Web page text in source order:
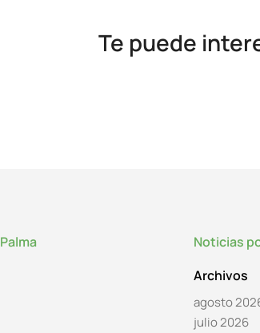
Te puede
Noticias
Archivos
agosto
julio 2026